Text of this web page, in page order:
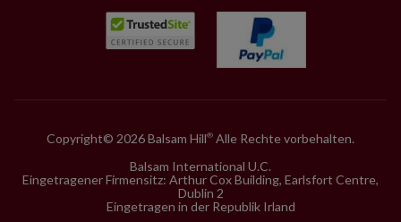
Copyright© 2026 Balsam Hill® Alle Rechte vorbehalten.
Balsam International U.C.
Eingetragener Firmensitz: Arthur Cox Building, Earlsfort Centre,
Dublin 2
Eingetragen in der Republik Irland